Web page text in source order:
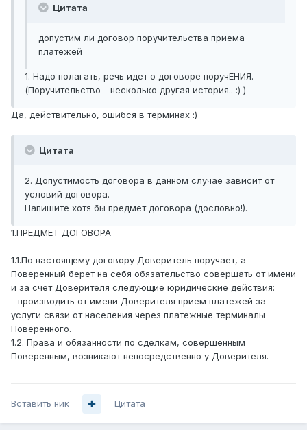
Цитата
допустим ли договор поручительства приема
платежей
1. Надо полагать, речь идет о договоре поручЕНИЯ.
(Поручительство - несколько другая история.. :) )
Да, действительно, ошибся в терминах :)
Цитата
2. Допустимость договора в данном случае зависит от
условий договора.
Напишите хотя бы предмет договора (дословно!).
1.ПРЕДМЕТ ДОГОВОРА
1.1.По настоящему договору Доверитель поручает, а
Поверенный берет на себя обязательство совершать от имени
и за счет Доверителя следующие юридические действия:
- производить от имени Доверителя прием платежей за
услуги связи от населения через платежные терминалы
Поверенного.
1.2. Права и обязанности по сделкам, совершенным
Поверенным, возникают непосредственно у Доверителя.
Вставить ник Цитата